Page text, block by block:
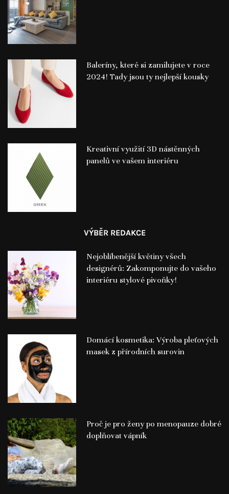
Baleríny, které si zamilujete v roce
2024! Tady jsou ty nejlepší kousky
Kreativní využití 3D nástěnných
panelů ve vašem interiéru
VÝBĚR REDAKCE
Nejoblíbenější květiny všech
designérů: Zakomponujte do vašeho
interiéru stylové pivoňky!
Domácí kosmetika: Výroba pleťových
masek z přírodních surovin
Proč je pro ženy po menopauze dobré
doplňovat vápník